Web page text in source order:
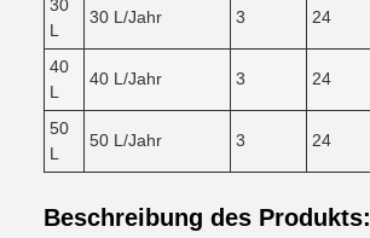
30
L
30 L/Jahr 3 24
40
L
40 L/Jahr 3 24
50
L
50 L/Jahr 3 24
Beschreibung des Produkts: